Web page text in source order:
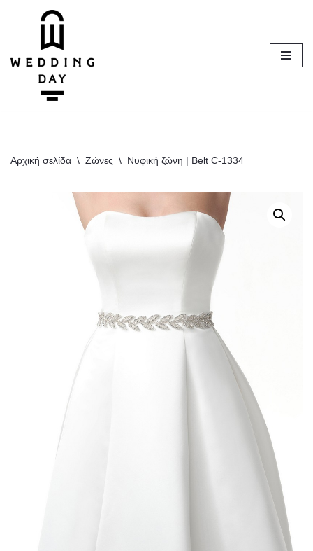
περιεχόμενο
Αρχική σελίδα \ Ζώνες \ Νυφική ζώνη | Belt C-1334